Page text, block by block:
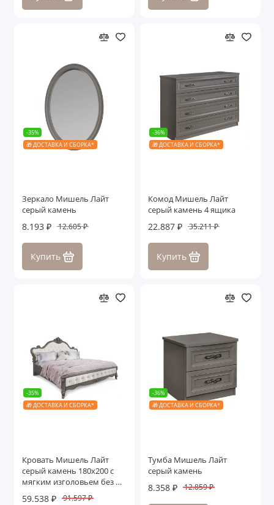
-35%
🎁 ДОСТАВКА И СБОРКА*
Зеркало Мишель Лайт
серый камень
8.193 ₽ 12.605 ₽
Купить
-36%
🎁 ДОСТАВКА И СБОРКА*
Комод Мишель Лайт
серый камень 4 ящика
22.887 ₽ 35.211 ₽
Купить
-35%
🎁 ДОСТАВКА И СБОРКА*
Кровать Мишель Лайт
серый камень 180х200 с
мягким изголовьем без п/
59.538 ₽ 91.597 ₽
-36%
🎁 ДОСТАВКА И СБОРКА*
Тумба Мишель Лайт
серый камень
8.358 ₽ 12.859 ₽